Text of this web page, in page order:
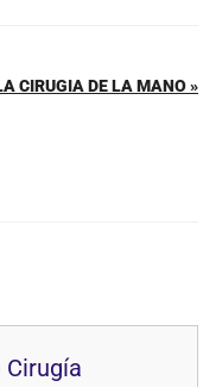
CIRUGIA DE LA MANO »
Cirugía